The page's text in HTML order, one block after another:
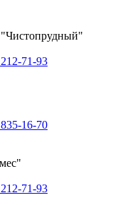
71-93
16-70
71-93